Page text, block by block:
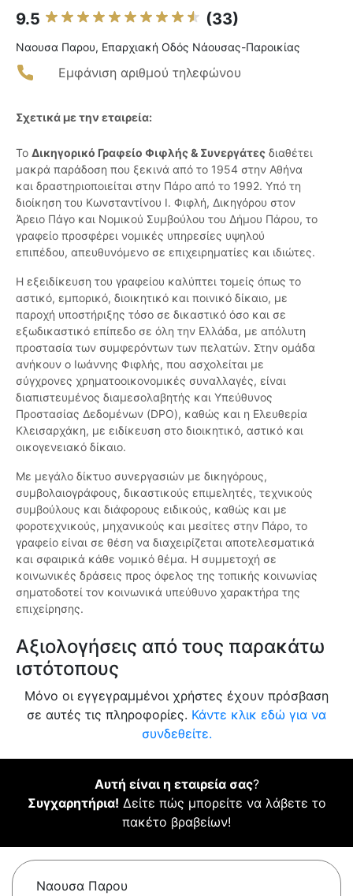
9.5 (33)
Ναουσα Παρου, Επαρχιακή Οδός Νάουσας-Παροικίας
Εμφάνιση αριθμού τηλεφώνου
Σχετικά με την εταιρεία:
Το Δικηγορικό Γραφείο Φιφλής & Συνεργάτες διαθέτει
μακρά παράδοση που ξεκινά από το 1954 στην Αθήνα
και δραστηριοποιείται στην Πάρο από το 1992. Υπό τη
διοίκηση του Κωνσταντίνου Ι. Φιφλή, Δικηγόρου στον
Άρειο Πάγο και Νομικού Συμβούλου του Δήμου Πάρου, το
γραφείο προσφέρει νομικές υπηρεσίες υψηλού
επιπέδου, απευθυνόμενο σε επιχειρηματίες και ιδιώτες.
Η εξειδίκευση του γραφείου καλύπτει τομείς όπως το
αστικό, εμπορικό, διοικητικό και ποινικό δίκαιο, με
παροχή υποστήριξης τόσο σε δικαστικό όσο και σε
εξωδικαστικό επίπεδο σε όλη την Ελλάδα, με απόλυτη
προστασία των συμφερόντων των πελατών. Στην ομάδα
ανήκουν ο Ιωάννης Φιφλής, που ασχολείται με
σύγχρονες χρηματοοικονομικές συναλλαγές, είναι
διαπιστευμένος διαμεσολαβητής και Υπεύθυνος
Προστασίας Δεδομένων (DPO), καθώς και η Ελευθερία
Κλεισαρχάκη, με ειδίκευση στο διοικητικό, αστικό και
οικογενειακό δίκαιο.
Με μεγάλο δίκτυο συνεργασιών με δικηγόρους,
συμβολαιογράφους, δικαστικούς επιμελητές, τεχνικούς
συμβούλους και διάφορους ειδικούς, καθώς και με
φοροτεχνικούς, μηχανικούς και μεσίτες στην Πάρο, το
γραφείο είναι σε θέση να διαχειρίζεται αποτελεσματικά
και σφαιρικά κάθε νομικό θέμα. Η συμμετοχή σε
κοινωνικές δράσεις προς όφελος της τοπικής κοινωνίας
σηματοδοτεί τον κοινωνικά υπεύθυνο χαρακτήρα της
επιχείρησης.
Αξιολογήσεις από τους παρακάτω
ιστότοπους
Μόνο οι εγγεγραμμένοι χρήστες έχουν πρόσβαση
σε αυτές τις πληροφορίες. Κάντε κλικ εδώ για να
συνδεθείτε.
Αυτή είναι η εταιρεία σας?
Συγχαρητήρια! Δείτε πώς μπορείτε να λάβετε το
πακέτο βραβείων!
Ναουσα Παρου